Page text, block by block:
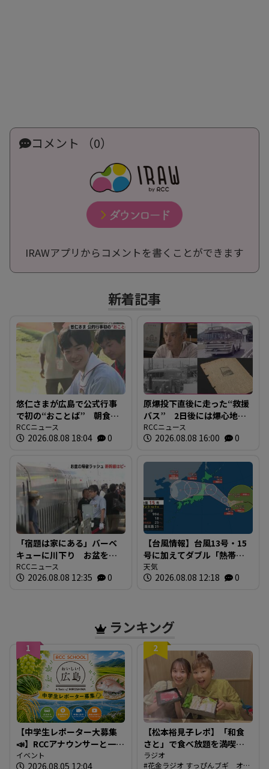
コメント （0）
IRAWアプリからコメントを書くことができます
新着記事
悠仁さまが広島で公式行事
で初の“おことば” 朝食作
りや丸太切りも 福山市で
は博物館を視察
RCCニュース
2026.08.08 18:04 0
原爆投下直後に走った“救援
バス” 2日後には爆心地至
近に路線バスも 戦時下か
ら復興まで支えた“バスの歴
RCCニュース
2026.08.08 16:00 0
「宿題は家にある」バーベ
キューに川下り お盆をふ
るさとで 帰省ラッシュピ
ークで新幹線の下りはほぼ
RCCニュース
2026.08.08 12:35 0
【台風情報】台風13号・15
号に加えてダブル「熱帯低
気圧」発生へ 15号はお盆
に日本直撃か ※18日まで
天気
2026.08.08 12:18 0
ランキング
1
【中学生レポーター大募集
📣】RCCアナウンサーと一緒
に「広島の食」の現場を取
イベント
2026.08.05 12:04
2
【松本裕見子レポ】「和食
さと」で食べ放題を満喫！
「さとしゃぶ」を体験！！
ラジオ
花金ラジオ すっぴんブギ オン